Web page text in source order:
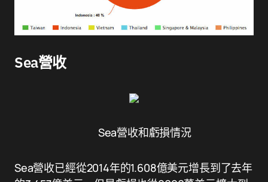
Sea營收
Sea營收和虧損情況
Sea營收已經從2014年的1.608億美元增長到了去年